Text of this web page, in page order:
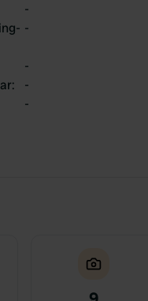
-
-
-
:
-
-